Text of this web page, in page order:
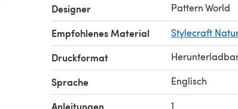
Designer Pattern World
Empfohlenes Material Stylecraft
Druckformat
Sprache Englisch
Anleitungen 1